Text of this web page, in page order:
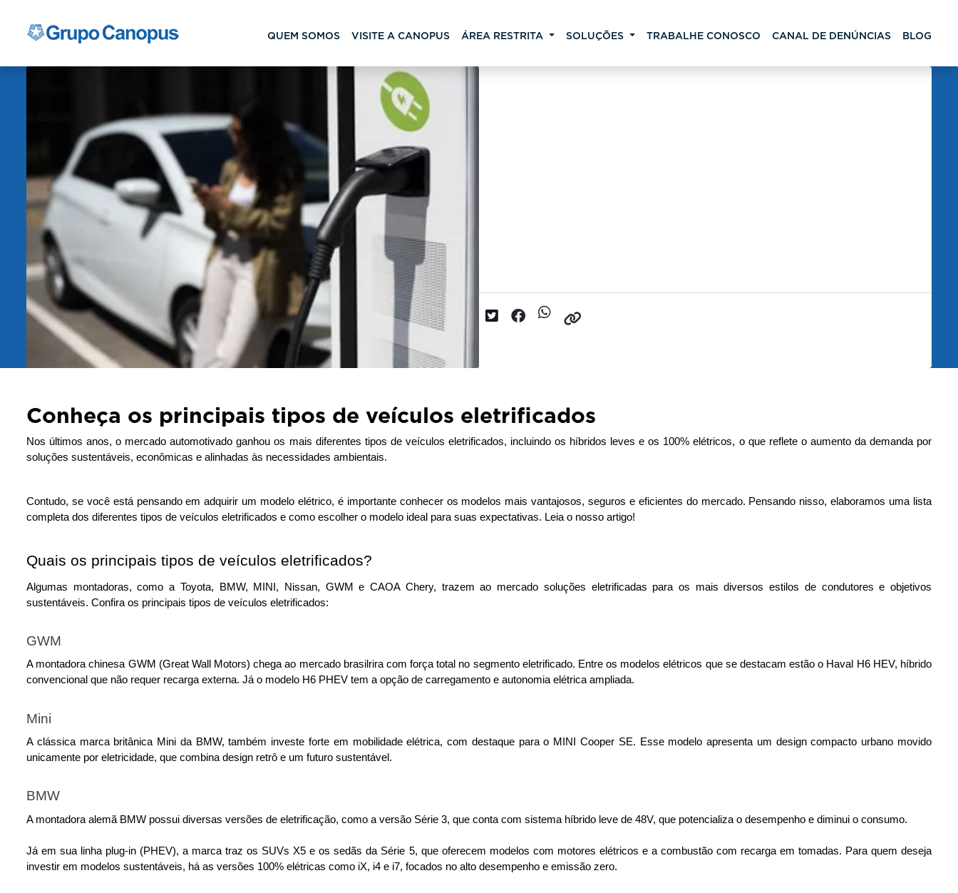
QUEM SOMOS VISITE A CANOPUS ÁREA RESTRITA SOLUÇÕES TRABALHE CONOSCO CANAL DE DENÚNCIAS BLOG
Conheça os principais tipos de veículos eletrificados
Nos últimos anos, o mercado automotivado ganhou os mais diferentes tipos de veículos eletrificados, incluindo os híbridos leves e os 100% elétricos, o que reflete o aumento da demanda por
soluções sustentáveis, econômicas e alinhadas às necessidades ambientais.
Contudo, se você está pensando em adquirir um modelo elétrico, é importante conhecer os modelos mais vantajosos, seguros e eficientes do mercado. Pensando nisso, elaboramos uma lista
completa dos diferentes tipos de veículos eletrificados e como escolher o modelo ideal para suas expectativas. Leia o nosso artigo!
Quais os principais tipos de veículos eletrificados?
Algumas montadoras, como a Toyota, BMW, MINI, Nissan, GWM e CAOA Chery, trazem ao mercado soluções eletrificadas para os mais diversos estilos de condutores e objetivos
sustentáveis. Confira os principais tipos de veículos eletrificados:
GWM
A montadora chinesa GWM (Great Wall Motors) chega ao mercado brasilrira com força total no segmento eletrificado. Entre os modelos elétricos que se destacam estão o Haval H6 HEV, híbrido
convencional que não requer recarga externa. Já o modelo H6 PHEV tem a opção de carregamento e autonomia elétrica ampliada.
Mini
A clássica marca britânica Mini da BMW, também investe forte em mobilidade elétrica, com destaque para o MINI Cooper SE. Esse modelo apresenta um design compacto urbano movido
unicamente por eletricidade, que combina design retrô e um futuro sustentável.
BMW
A montadora alemã BMW possui diversas versões de eletrificação, como a versão Série 3, que conta com sistema híbrido leve de 48V, que potencializa o desempenho e diminui o consumo.
Já em sua linha plug-in (PHEV), a marca traz os SUVs X5 e os sedãs da Série 5, que oferecem modelos com motores elétricos e a combustão com recarga em tomadas. Para quem deseja
investir em modelos sustentáveis, há as versões 100% elétricas como iX, i4 e i7, focados no alto desempenho e emissão zero.